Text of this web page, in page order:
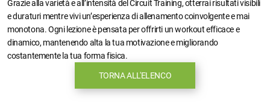
Grazie alla varietà e all’intensità del Circuit Training, otterrai risultati visibili
e duraturi mentre vivi un’esperienza di allenamento coinvolgente e mai
monotona. Ogni lezione è pensata per offrirti un workout efficace e
dinamico, mantenendo alta la tua motivazione e migliorando
costantemente la tua forma fisica.
TORNA ALL'ELENCO